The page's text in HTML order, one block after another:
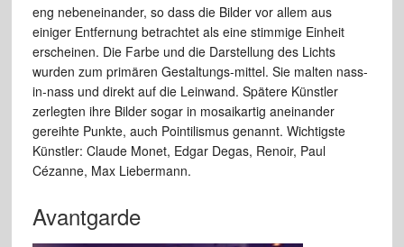
eng nebeneinander, so dass die Bilder vor allem aus
einiger Entfernung betrachtet als eine stimmige Einheit
erscheinen. Die Farbe und die Darstellung des Lichts
wurden zum primären Gestaltungs-mittel. Sie malten nass-
in-nass und direkt auf die Leinwand. Spätere Künstler
zerlegten ihre Bilder sogar in mosaikartig aneinander
gereihte Punkte, auch Pointilismus genannt. Wichtigste
Künstler: Claude Monet, Edgar Degas, Renoir, Paul
Cézanne, Max Liebermann.
Avantgarde